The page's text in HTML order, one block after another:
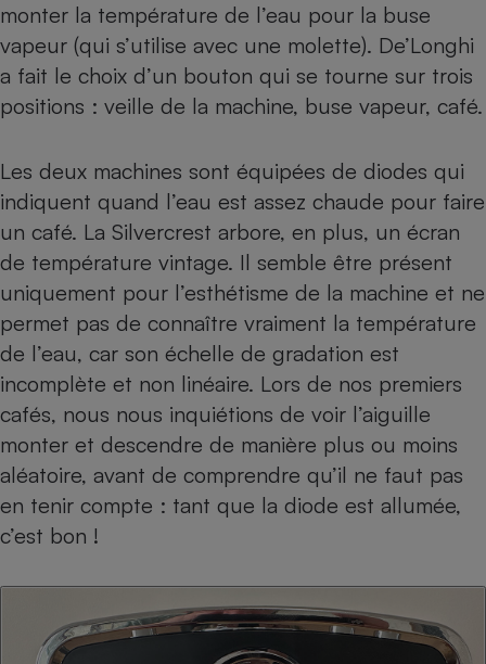
monter la température de l’eau pour la buse
vapeur (qui s’utilise avec une molette). De’Longhi
a fait le choix d’un bouton qui se tourne sur trois
positions : veille de la machine, buse vapeur, café.
Les deux machines sont équipées de diodes qui
indiquent quand l’eau est assez chaude pour faire
un café. La Silvercrest arbore, en plus, un écran
de température vintage. Il semble être présent
uniquement pour l’esthétisme de la machine et ne
permet pas de connaître vraiment la température
de l’eau, car son échelle de gradation est
incomplète et non linéaire. Lors de nos premiers
cafés, nous nous inquiétions de voir l’aiguille
monter et descendre de manière plus ou moins
aléatoire, avant de comprendre qu’il ne faut pas
en tenir compte : tant que la diode est allumée,
c’est bon !